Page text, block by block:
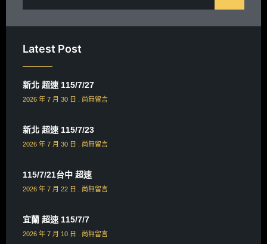
Latest Post
新北 超速 115/7/27
2026 年 7 月 30 日 尚無留言
新北 超速 115/7/23
2026 年 7 月 30 日 尚無留言
115/7/21台中 超速
2026 年 7 月 22 日 尚無留言
宜蘭 超速 115/7/7
2026 年 7 月 10 日 尚無留言